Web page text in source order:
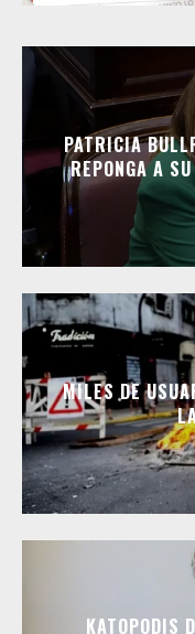
PATRICIA
REPONGA A
MILES DE
KATOPODIS